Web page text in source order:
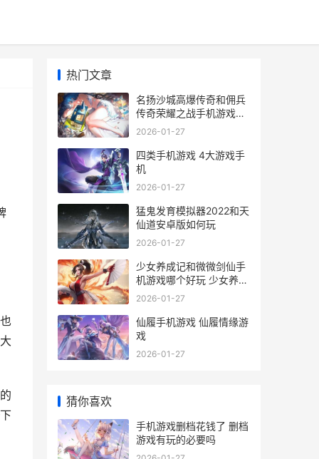
热门文章
名扬沙城高爆传奇和佣兵
传奇荣耀之战手机游戏哪
个好 名扬沙城有多少版本
2026-01-27
四类手机游戏 4大游戏手
机
2026-01-27
猛鬼发育模拟器2022和天
仙道安卓版如何玩
2026-01-27
少女养成记和微微剑仙手
机游戏哪个好玩 少女养成
记无限金币版
2026-01-27
仙履手机游戏 仙履情缘游
戏
2026-01-27
猜你喜欢
手机游戏删档花钱了 删档
游戏有玩的必要吗